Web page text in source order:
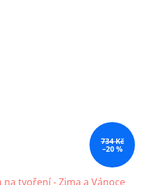
734 Kč
–20 %
tvoření - Zima a Vánoce